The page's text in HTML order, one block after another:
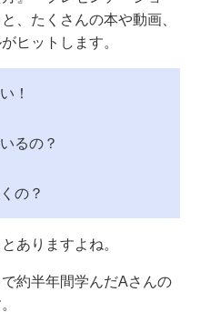
、たくさんの本や動画、
ヒットします。
！
るの？
の？
ありますよね。
約半年間学んだAさんの